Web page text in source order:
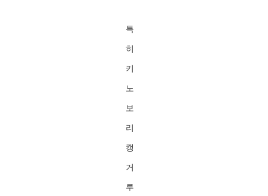
특
히
키
노
보
리
캥
거
루